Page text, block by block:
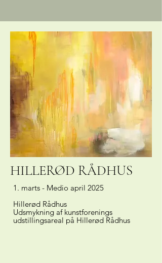
HILLERØD RÅDHUS
1. marts - Medio april 2025
Hillerød Rådhus
Udsmykning af kunstforenings
udstillingsareal på Hillerød Rådhus